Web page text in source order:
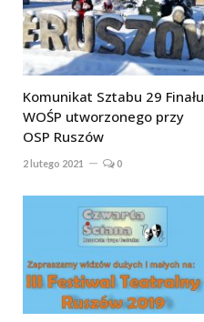
Komunikat Sztabu 29 Finału
WOŚP utworzonego przy
OSP Ruszów
2 lutego 2021 0